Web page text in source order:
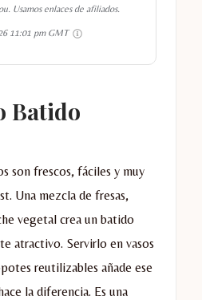
Usamos enlaces de afiliados.
11:01 pm GMT
Batido
son frescos, fáciles y muy
Una mezcla de fresas,
vegetal crea un batido
atractivo. Servirlo en vasos
reutilizables añade ese
la diferencia. Es una